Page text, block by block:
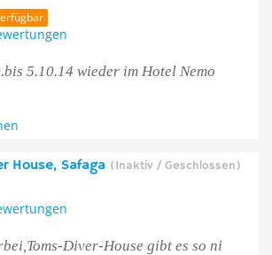
5.10.14 wieder im Hotel Nemo
House, Safaga (Inaktiv / Geschlossen)
Diver-House gibt es so ni